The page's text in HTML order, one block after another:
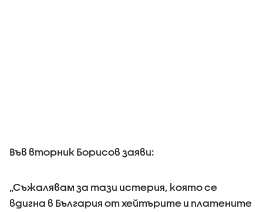
Във вторник Борисов заяви:
„Съжалявам за тази истерия, която се
вдигна в България от хейтърите и платените